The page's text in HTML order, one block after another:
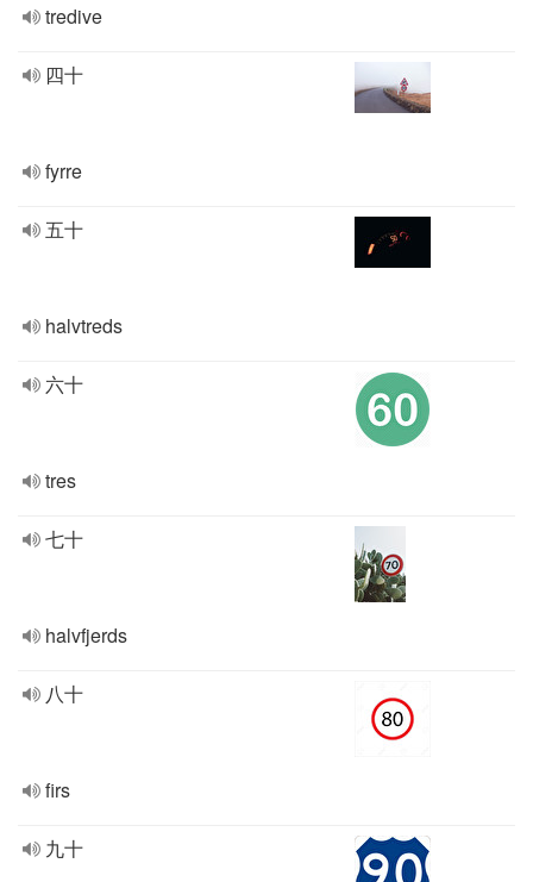
tredive
四十
fyrre
五十
halvtreds
六十
tres
七十
halvfjerds
八十
firs
九十